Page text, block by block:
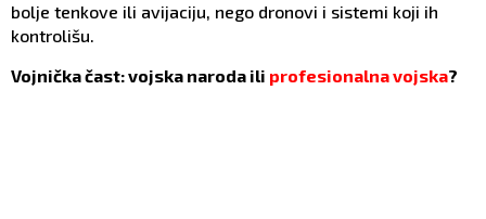
bolje tenkove ili avijaciju, nego dronovi i sistemi koji ih
kontrolišu.
Vojnička čast: vojska naroda ili profesionalna vojska?